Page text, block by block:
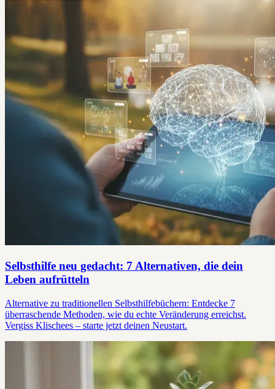
Selbsthilfe neu gedacht: 7 Alternativen, die dein
Leben aufrütteln
Alternative zu traditionellen Selbsthilfebüchern: Entdecke 7
überraschende Methoden, wie du echte Veränderung erreichst.
Vergiss Klischees – starte jetzt deinen Neustart.